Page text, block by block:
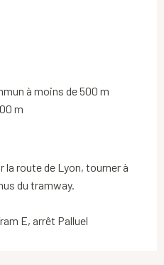
à moins de 500 m
m
la route de Lyon, tourner à
du tramway.
E, arrêt Palluel